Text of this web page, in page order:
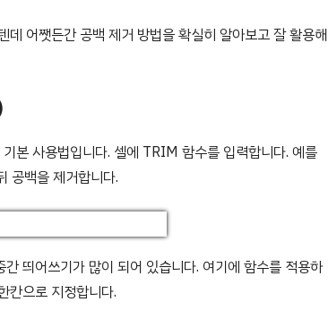
어쨋든간 공백 제거 방법을 확실히 알아보고 잘 활용해
본 사용법입니다. 셀에 TRIM 함수를 입력합니다. 예를
공백을 제거합니다.
띄어쓰기가 많이 되어 있습니다. 여기에 함수를 적용하
칸으로 지정합니다.